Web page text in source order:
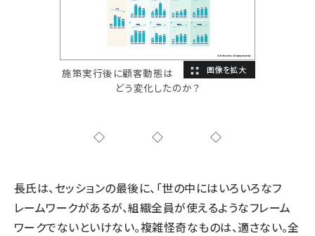
施策実行後に顧客動態は
どう変化したのか？
◇◇◇
長氏は、セッションの最後に、「世の中にはいろいろなフ
レームワークがあるが、組織全員が使えるようなフレーム
ワークでないといけない。複雑怪奇なものは、適さない。全